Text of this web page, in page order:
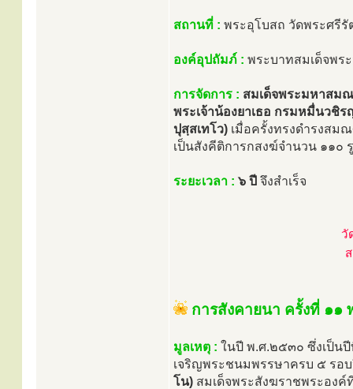
สถานที่ : พระอุโบสถ วัดพระศรีรั
องค์อุปถัมภ์ : พระบาทสมเด็จพร
การจัดการ : สมเด็จพระมหาสม
พระเจ้าน้องยาเธอ กรมหมื่นวชิ
ปุสฺสเทโว) เมื่อครั้งทรงดำรงสม
เป็นสังคีติการกสงฆ์จำนวน ๑๑๐
ระยะเวลา : ๖ ปี จึงสำเร็จ
วั
การสังคายนา ครั้งที่ ๑๑
มูลเหตุ : ในปี พ.ศ.๒๕๓๐ ซึ่งเป็น
เจริญพระชนมพรรษาครบ ๕ รอ
โน) สมเด็จพระสังฆราชพระอง